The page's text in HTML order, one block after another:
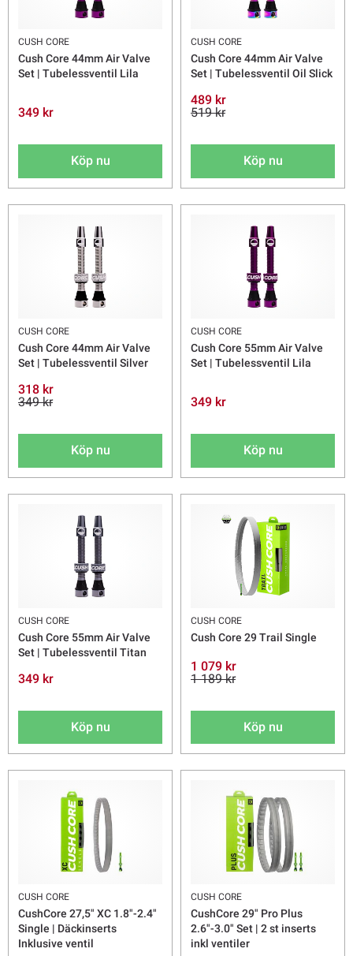
CUSH CORE
Cush Core 44mm Air Valve
Set | Tubelessventil Lila
349 kr
Köp nu
CUSH CORE
Cush Core 44mm Air Valve
Set | Tubelessventil Oil Slick
489 kr
519 kr
Köp nu
CUSH CORE
Cush Core 44mm Air Valve
Set | Tubelessventil Silver
318 kr
349 kr
Köp nu
CUSH CORE
Cush Core 55mm Air Valve
Set | Tubelessventil Lila
349 kr
Köp nu
CUSH CORE
Cush Core 55mm Air Valve
Set | Tubelessventil Titan
349 kr
Köp nu
CUSH CORE
Cush Core 29 Trail Single
1 079 kr
1 189 kr
Köp nu
CUSH CORE
CushCore 27,5" XC 1.8"-2.4"
Single | Däckinserts
Inklusive ventil
CUSH CORE
CushCore 29" Pro Plus
2.6"-3.0" Set | 2 st inserts
inkl ventiler